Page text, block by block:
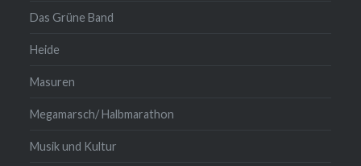
Das Grüne Band
Heide
Masuren
Megamarsch/ Halbmarathon
Musik und Kultur